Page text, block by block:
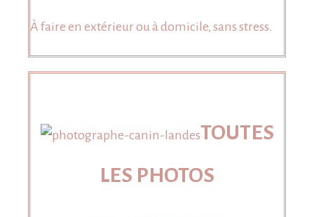
À faire en extérieur ou à domicile, sans stress.
TOUTES
LES PHOTOS